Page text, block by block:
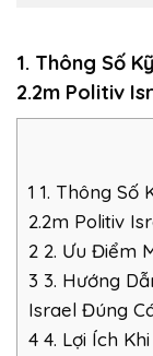
1. Thông Số
2.2m Politiv
1 1. Thông Số
2.2m Politiv
2 2. Ưu Điểm
3 3. Hướng
Israel Đúng
4 4. Lợi Ích